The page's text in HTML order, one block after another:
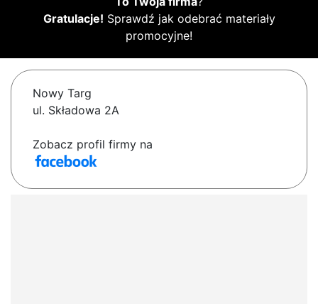
Gratulacje! Sprawdź jak odebrać materiały
promocyjne!
Nowy Targ
ul. Składowa 2A
Zobacz profil firmy na